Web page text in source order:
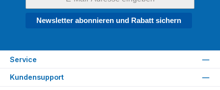
Newsletter abonnieren und Rabatt sichern
Service
Kundensupport